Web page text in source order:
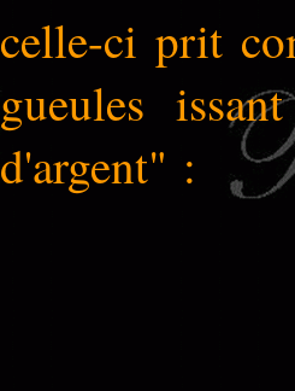
celle-ci prit
gueules
d'argent" :